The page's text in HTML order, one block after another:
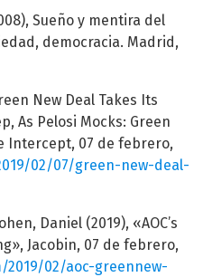
Sueño y mentira del
democracia. Madrid,
New Deal Takes Its
As Pelosi Mocks: Green
Intercept, 07 de febrero,
02/07/green-new-deal-
Daniel (2019), «AOC’s
Jacobin, 07 de febrero,
02/aoc-greennew-